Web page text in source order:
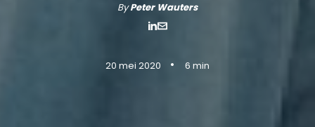
ByPeter Wauters
20 mei 2020 • 6 min